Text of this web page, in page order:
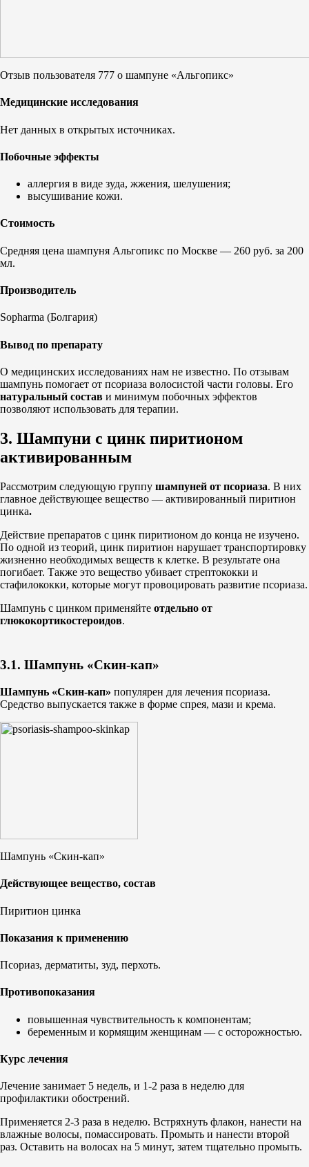
Отзыв пользователя 777 о шампуне «Альгопикс»
Медицинские исследования
Нет данных в открытых источниках.
Побочные эффекты
аллергия в виде зуда, жжения, шелушения;
высушивание кожи.
Стоимость
Средняя цена шампуня Альгопикс по Москве — 260 руб. за 200
мл.
Производитель
Sopharma (Болгария)
Вывод по препарату
О медицинских исследованиях нам не известно. По отзывам
шампунь помогает от псориаза волосистой части головы. Его
натуральный состав и минимум побочных эффектов
позволяют использовать для терапии.
3. Шампуни с цинк пиритионом
активированным
Рассмотрим следующую группу шампуней от псориаза. В них
главное действующее вещество — активированный пиритион
цинка.
Действие препаратов с цинк пиритионом до конца не изучено.
По одной из теорий, цинк пиритион нарушает транспортировку
жизненно необходимых веществ к клетке. В результате она
погибает. Также это вещество убивает стрептококки и
стафилококки, которые могут провоцировать развитие псориаза.
Шампунь с цинком применяйте отдельно от
глюкокортикостероидов.
3.1. Шампунь «Скин-кап»
Шампунь «Скин-кап» популярен для лечения псориаза.
Средство выпускается также в форме спрея, мази и крема.
Шампунь «Скин-кап»
Действующее вещество, состав
Пиритион цинка
Показания к применению
Псориаз, дерматиты, зуд, перхоть.
Противопоказания
повышенная чувствительность к компонентам;
беременным и кормящим женщинам — с осторожностью.
Курс лечения
Лечение занимает 5 недель, и 1-2 раза в неделю для
профилактики обострений.
Применяется 2-3 раза в неделю. Встряхнуть флакон, нанести на
влажные волосы, помассировать. Промыть и нанести второй
раз. Оставить на волосах на 5 минут, затем тщательно промыть.